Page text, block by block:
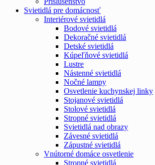
Svietidlá pre domácnosť
Interiérové svietidlá
Bodové svietidlá
Dekoračné svietidlá
Detské svietidlá
Kúpeľňové svietidlá
Lustre
Nástenné svietidlá
Nočné lampy
Osvetlenie kuchynskej linky
Stojanové svietidlá
Stolové svietidlá
Stropné svietidlá
Svietidlá nad obrazy
Závesné svietidlá
Zápustné svietidlá
Vnútorné domáce osvetlenie
Stropné svietidlá